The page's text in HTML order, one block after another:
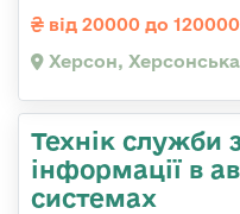
від 20000 до
Херсон,
Технік служби
інформації в
системах